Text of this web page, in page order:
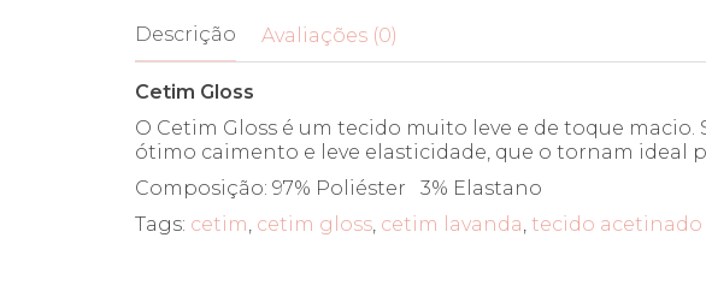
Descrição Avaliações (0)
Cetim Gloss
O Cetim Gloss é um tecido muito leve e de toque
ótimo caimento e leve elasticidade, que o tornam ideal
Composição: 97% Poliéster 3% Elastano
Tags: cetim, cetim gloss, cetim lavanda, tecido acetinado